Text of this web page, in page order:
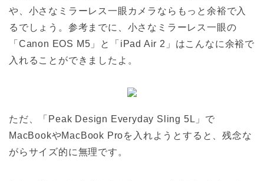
や、小さなミラーレス一眼カメラならもっと余裕で入
るでしょう。参考までに、小さなミラーレス一眼の
「Canon EOS M5」と「iPad Air 2」はこんなに余裕で
入れることができましたよ。
ただ、「Peak Design Everyday Sling 5L」で
MacBookやMacBook Proを入れようとすると、残念な
がらサイズ的に無理です。